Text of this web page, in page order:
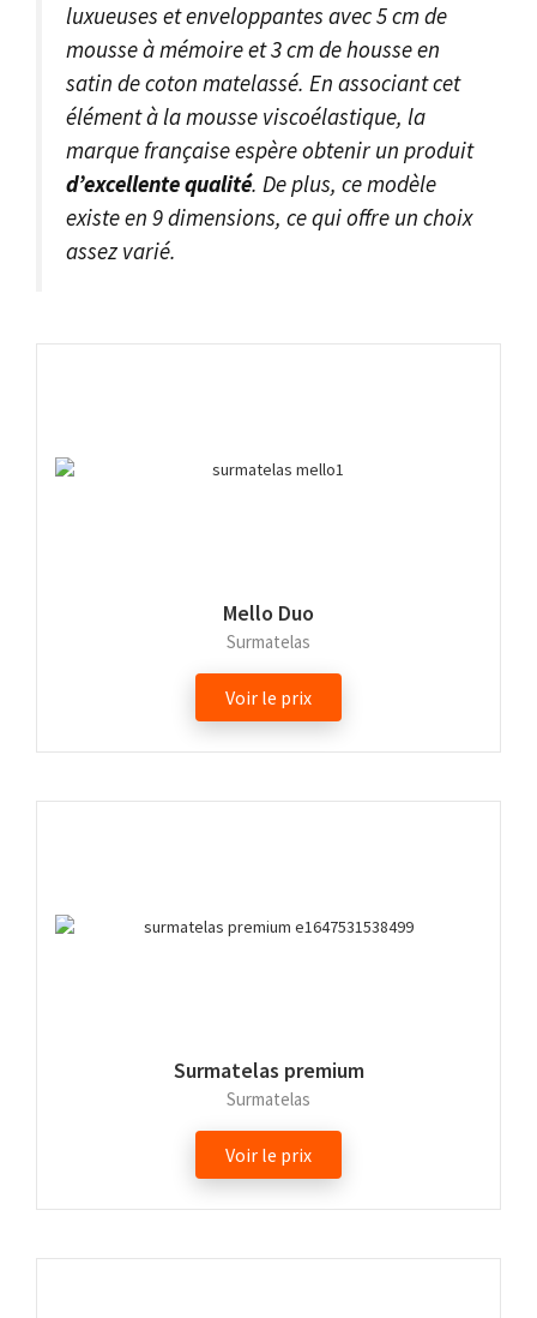
luxueuses et enveloppantes avec 5 cm de
mousse à mémoire et 3 cm de housse en
satin de coton matelassé. En associant cet
élément à la mousse viscoélastique, la
marque française espère obtenir un produit
d’excellente qualité. De plus, ce modèle
existe en 9 dimensions, ce qui offre un choix
assez varié.
Mello Duo
Surmatelas
Voir le prix
Surmatelas premium
Surmatelas
Voir le prix